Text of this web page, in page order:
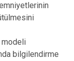
bilgilendirme